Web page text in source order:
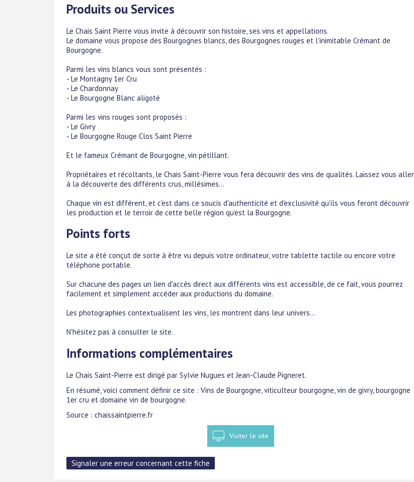
Produits ou Services
Le Chais Saint Pierre vous invite à découvrir son histoire, ses vins et appellations.
Le domaine vous propose des Bourgognes blancs, des Bourgognes rouges et l'inimitable Crémant de
Bourgogne.
Parmi les vins blancs vous sont présentés :
- Le Montagny 1er Cru
- Le Chardonnay
- Le Bourgogne Blanc aligoté
Parmi les vins rouges sont proposés :
- Le Givry
- Le Bourgogne Rouge Clos Saint Pierre
Et le fameux Crémant de Bourgogne, vin pétillant.
Propriétaires et récoltants, le Chais Saint-Pierre vous fera découvrir des vins de qualités. Laissez vous aller
à la découverte des différents crus, millésimes...
Chaque vin est différent, et c'est dans ce soucis d'authenticité et d'exclusivité qu'ils vous feront découvrir
les production et le terroir de cette belle région qu'est la Bourgogne.
Points forts
Le site a été conçut de sorte à être vu depuis votre ordinateur, votre tablette tactile ou encore votre
téléphone portable.
Sur chacune des pages un lien d'accès direct aux différents vins est accessible, de ce fait, vous pourrez
facilement et simplement accéder aux productions du domaine.
Les photographies contextualisent les vins, les montrent dans leur univers...
N'hésitez pas à consulter le site.
Informations complémentaires
Le Chais Saint-Pierre est dirigé par Sylvie Nugues et Jean-Claude Pigneret.
En résumé, voici comment définir ce site : Vins de Bourgogne, viticulteur bourgogne, vin de givry, bourgogne
1er cru et domaine vin de bourgogne.
Source : chaissaintpierre.fr
Visiter le site